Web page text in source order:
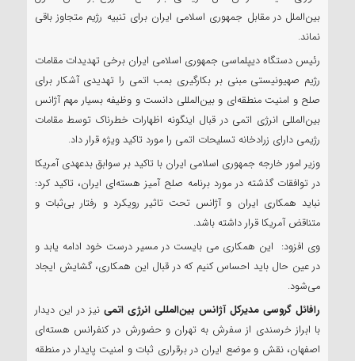
بین‌الملل در مقابل جمهوری اسلامی ایران برای تنبیه رژیم متجاوز باقی
نماند.
رئیس دستگاه دیپلماسی جمهوری اسلامی ایران برخی تهدیدات مقامات
رژیم صهیونیستی مبنی بر بکارگیری بمب اتمی را تهدیدی آشکار برای
صلح و امنیت منطقه‌ای و بین‌المللی دانست و وظیفه بسیار مهم آژانس
بین‌المللی انرژی اتمی در قبال اینگونه اظهارات خطرناک توسط مقامات
رژیمی دارای زرادخانه تسلیحات اتمی را مورد تاکید ویژه قرار داد.
وزیر امور خارجه جمهوری اسلامی ایران با تاکید بر سوابق بدعهدی آمریکا
در توافقات گذشته در مورد برنامه صلح‌ آمیز هسته‌ای ایران، تاکید کرد:
نباید همکاری ایران و آژانس تحت تاثیر رویکرد و رفتار بی‌ثبات و
متناقض آمریکا قرار داشته باشد.
وی افزود: این همکاری می بایست در مسیر درست خود ادامه یابد و
در عین حال باید احساس کنیم که در قبال این همکاری، گشایش ایجاد
می‌شود.
رافائل گروسی مدیرکل آژانس بین‌المللی انرژی اتمی نیز در این دیدار
با ابراز خرسندی از سفرش به تهران و حضورش در کنفرانس هسته‌ای
اصفهان، نقش و موضع ایران در برقراری ثبات و امنیت پایدار در منطقه